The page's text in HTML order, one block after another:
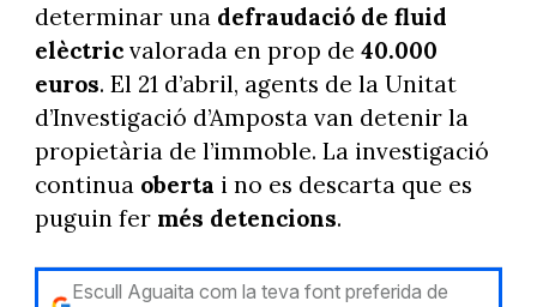
determinar una defraudació de fluid
elèctric valorada en prop de 40.000
euros. El 21 d’abril, agents de la Unitat
d’Investigació d’Amposta van detenir la
propietària de l’immoble. La investigació
continua oberta i no es descarta que es
puguin fer més detencions.
Escull Aguaita com la teva font preferida de